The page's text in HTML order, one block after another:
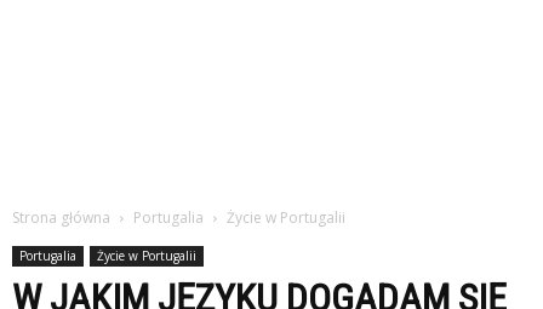
Strona główna Portugalia Życie w Portugalii
Portugalia Życie w Portugalii
W JAKIM JĘZYKU DOGADAM SIĘ